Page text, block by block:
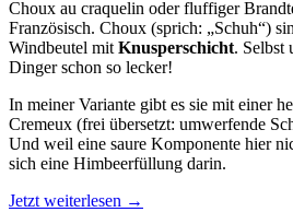
Choux au craquelin oder fluffiger
Französisch. Choux (sprich: „Schuh“)
Windbeutel mit Knusperschicht. Selbst
Dinger schon so lecker!
In meiner Variante gibt es sie mit einer
Cremeux (frei übersetzt: umwerfende
Und weil eine saure Komponente hier
sich eine Himbeerfüllung darin.
Jetzt weiterlesen „Choux
→